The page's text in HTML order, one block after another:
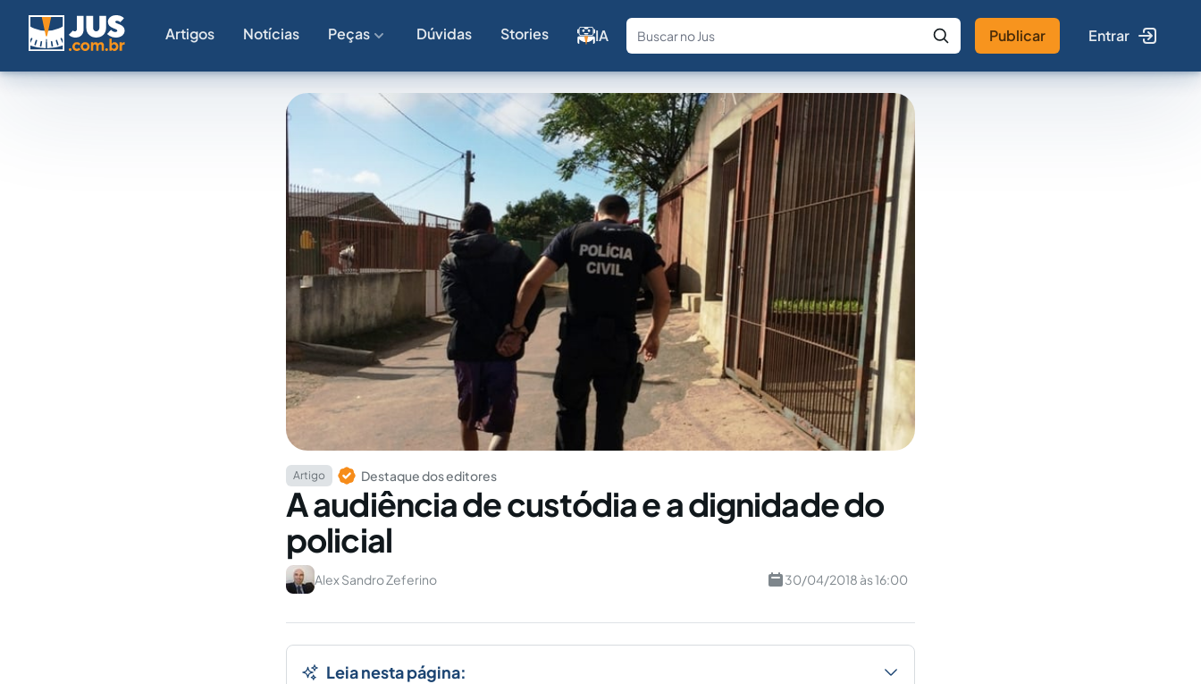
Artigos Notícias Peças Dúvidas Stories IA
Fale com a IA Buscar no Jus
Publicar Entrar
Artigo Destaque dos editores
A audiência de custódia e a dignidade do
policial
Alex Sandro Zeferino 30/04/2018 às 16:00
Leia nesta página: